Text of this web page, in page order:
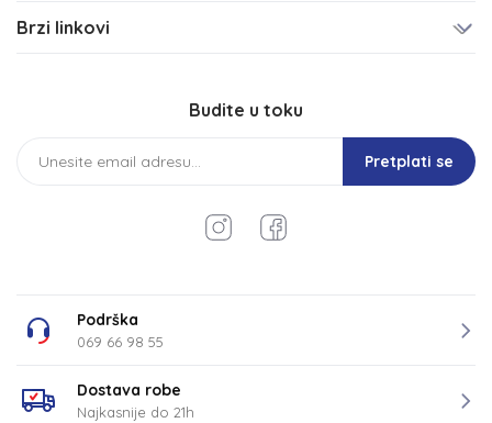
Brzi linkovi
Budite u toku
Pretplati se
Podrška
069 66 98 55
Dostava robe
Najkasnije do 21h